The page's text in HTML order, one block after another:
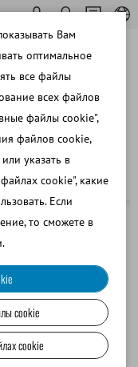
NaCl, 1 л, 0,9%
Вам
оптимальное
все файлы
всех файлов
файлы cookie",
файлов cookie,
указать в
cookie", какие
Если
то сможете в
cookie
cookie